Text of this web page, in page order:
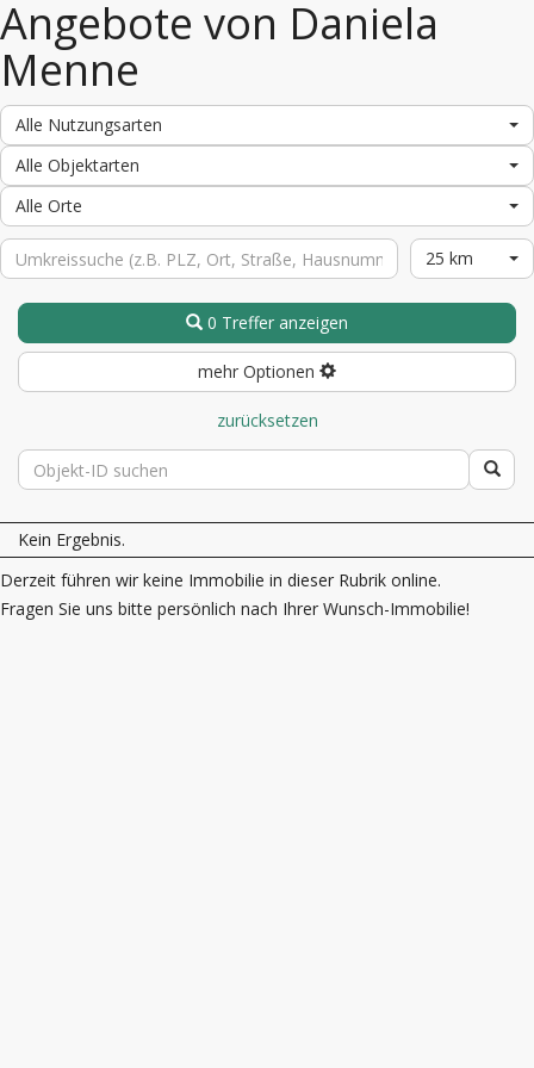
Angebote von Daniela
Menne
Alle Nutzungsarten
Alle Objektarten
Alle Orte
25 km
0 Treffer anzeigen
mehr Optionen
zurücksetzen
Kein Ergebnis.
Derzeit führen wir keine Immobilie in dieser Rubrik online.
Fragen Sie uns bitte persönlich nach Ihrer Wunsch-Immobilie!